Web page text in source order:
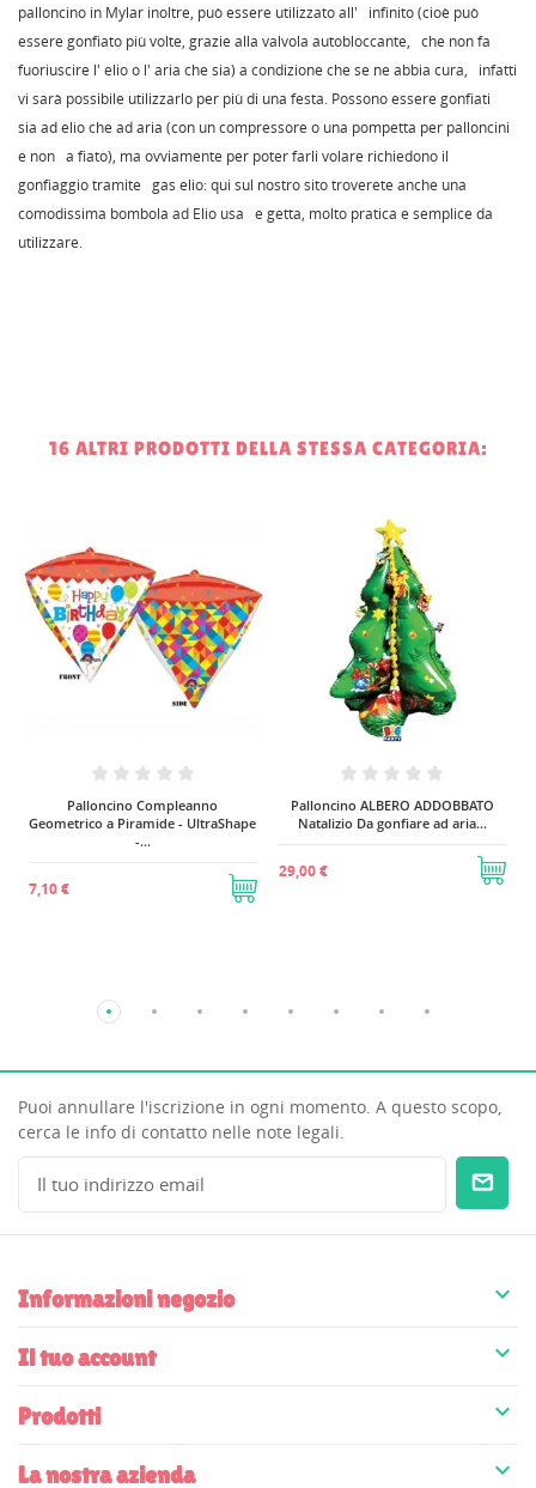
palloncino in Mylar inoltre, può essere utilizzato all' infinito (cioè può
essere gonfiato più volte, grazie alla valvola autobloccante, che non fa
fuoriuscire l' elio o l' aria che sia) a condizione che se ne abbia cura, infatti
vi sarà possibile utilizzarlo per più di una festa. Possono essere gonfiati
sia ad elio che ad aria (con un compressore o una pompetta per palloncini
e non a fiato), ma ovviamente per poter farli volare richiedono il
gonfiaggio tramite gas elio: qui sul nostro sito troverete anche una
comodissima bombola ad Elio usa e getta, molto pratica e semplice da
utilizzare.
16 ALTRI PRODOTTI DELLA STESSA CATEGORIA:
Palloncino Compleanno
Geometrico a Piramide - UltraShape
-...
7,10 €
Palloncino ALBERO ADDOBBATO
Natalizio Da gonfiare ad aria...
29,00 €
Puoi annullare l'iscrizione in ogni momento. A questo scopo,
cerca le info di contatto nelle note legali.
Informazioni negozio 
Il tuo account 
Prodotti 
La nostra azienda 